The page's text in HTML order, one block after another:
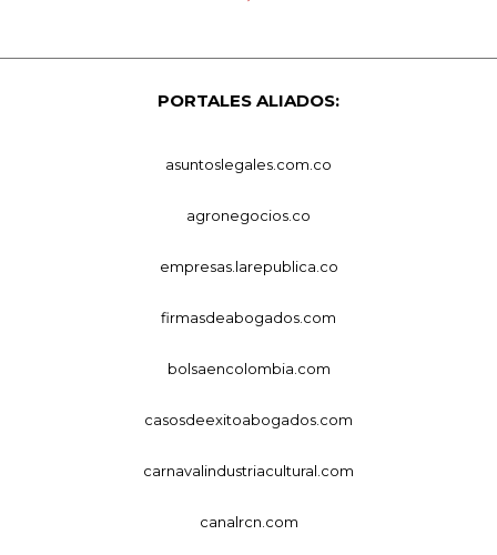
PORTALES ALIADOS:
asuntoslegales.com.co
agronegocios.co
empresas.larepublica.co
firmasdeabogados.com
bolsaencolombia.com
casosdeexitoabogados.com
carnavalindustriacultural.com
canalrcn.com